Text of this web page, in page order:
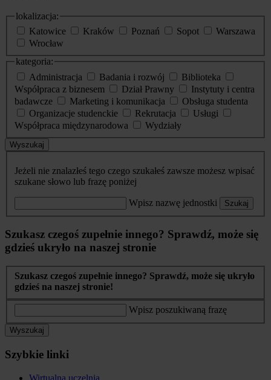
lokalizacja:
Katowice
Kraków Poznań Sopot
Warszawa
Wrocław
kategoria:
Administracja
Badania i rozwój
Biblioteka
Współpraca z biznesem
Dział Prawny
Instytuty i centra
badawcze
Marketing i komunikacja
Obsługa studenta
Organizacje studenckie
Rekrutacja
Usługi
Współpraca międzynarodowa
Wydziały
Wyszukaj
Jeżeli nie znalazłeś tego czego szukałeś zawsze możesz wpisać
szukane słowo lub frazę poniżej
Wpisz nazwę jednostki Szukaj
Szukasz czegoś zupełnie innego? Sprawdź, może się
gdzieś ukryło na naszej stronie
Szukasz czegoś zupełnie innego? Sprawdź, może się ukryło
gdzieś na naszej stronie!
Wpisz poszukiwaną frazę
Wyszukaj
Szybkie linki
Wirtualna uczelnia